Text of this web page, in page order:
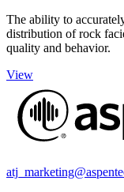
The ability to
distribution of rock
quality and behavior.
View